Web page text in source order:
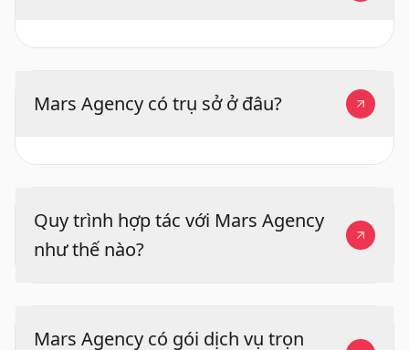
Mars Agency có trụ sở ở đâu?
Quy trình hợp tác với Mars Agency
như thế nào?
Mars Agency có gói dịch vụ trọn